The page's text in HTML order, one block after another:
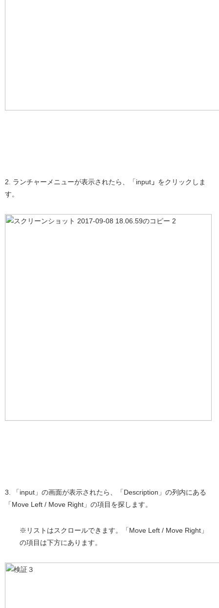
2. ランチャーメニューが表示されたら、「input 」 をクリックしま
す。
3. 「input」の画面が表示されたら、「Description」の列内にある
「Move Left / Move Right」の項目を探します。
※リストはスクロールできます。「Move Left / Move Right」
の項目は下方にあります。